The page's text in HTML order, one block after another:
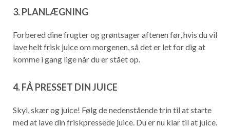
3. PLANLÆGNING
Forbered dine frugter og grøntsager aftenen før, hvis du vil
lave helt frisk juice om morgenen, så det er let for dig at
komme i gang lige når du er stået op.
4. FÅ PRESSET DIN JUICE
Skyl, skær og juice! Følg de nedenstående trin til at starte
med at lave din friskpressede juice. Du er nu klar til at juice.